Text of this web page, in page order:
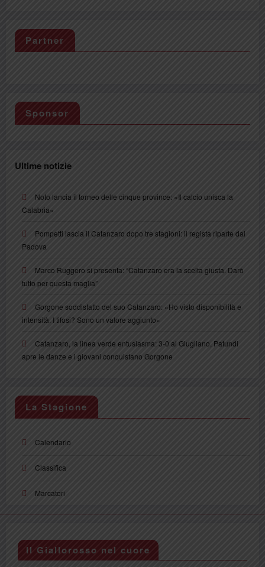
Partner
Sponsor
Ultime notizie
Noto lancia il torneo delle cinque province: «Il calcio unisca la
Calabria»
Pompetti lascia il Catanzaro dopo tre stagioni: il regista riparte dal
Padova
Marco Ruggero si presenta: “Catanzaro era la scelta giusta. Darò
tutto per questa maglia”
Gorgone soddisfatto del suo Catanzaro: «Ho visto disponibilità e
intensità. I tifosi? Sono un valore aggiunto»
Catanzaro, la linea verde entusiasma: 3-0 al Giugliano, Pafundi
apre le danze e i giovani conquistano Gorgone
La Stagione
Calendario
Classifica
Marcatori
Il Giallorosso nel cuore